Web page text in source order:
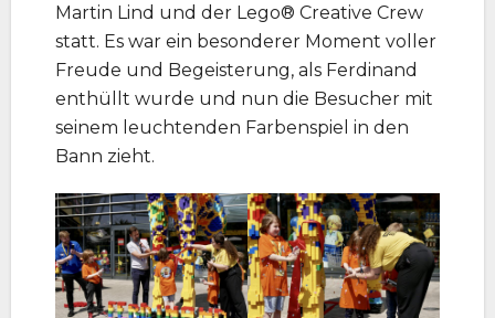
Martin Lind und der Lego® Creative Crew
statt. Es war ein besonderer Moment voller
Freude und Begeisterung, als Ferdinand
enthüllt wurde und nun die Besucher mit
seinem leuchtenden Farbenspiel in den
Bann zieht.